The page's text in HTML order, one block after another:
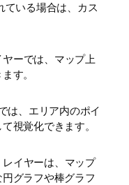
ている場合は、カス
ーでは、マップ上
す。
は、エリア内のポイ
視覚化できます。
レイヤーは、マップ
グラフや棒グラフ